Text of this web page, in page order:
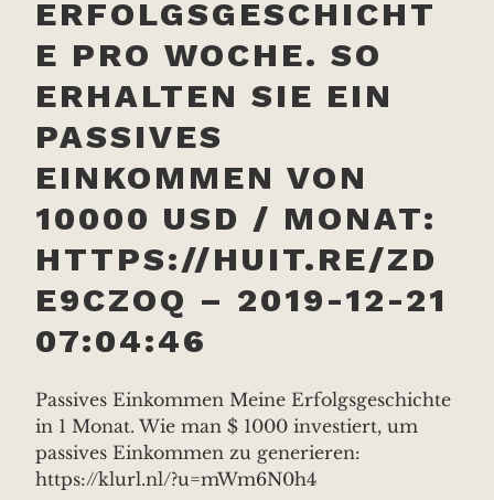
ERFOLGSGESCHICHT
E PRO WOCHE. SO
ERHALTEN SIE EIN
PASSIVES
EINKOMMEN VON
10000 USD / MONAT:
HTTPS://HUIT.RE/ZD
E9CZOQ – 2019-12-21
07:04:46
Passives Einkommen Meine Erfolgsgeschichte
in 1 Monat. Wie man $ 1000 investiert, um
passives Einkommen zu generieren:
https://klurl.nl/?u=mWm6N0h4